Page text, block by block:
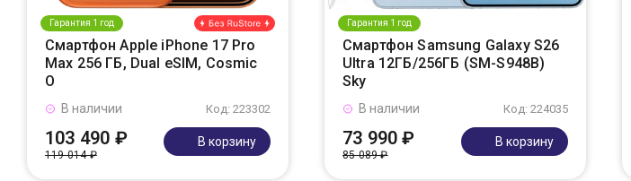
Гарантия 1 год
Смартфон Apple iPhone 17 Pro
Max 256 ГБ, Dual eSIM, Cosmic
O
Код: 223302
В наличии
103 490 ₽
119 014 ₽
В корзину
Гарантия 1 год
Смартфон Samsung Galaxy S26
Ultra 12ГБ/256ГБ (SM-S948B)
Sky
Код: 224035
В наличии
73 990 ₽
85 089 ₽
В корзину